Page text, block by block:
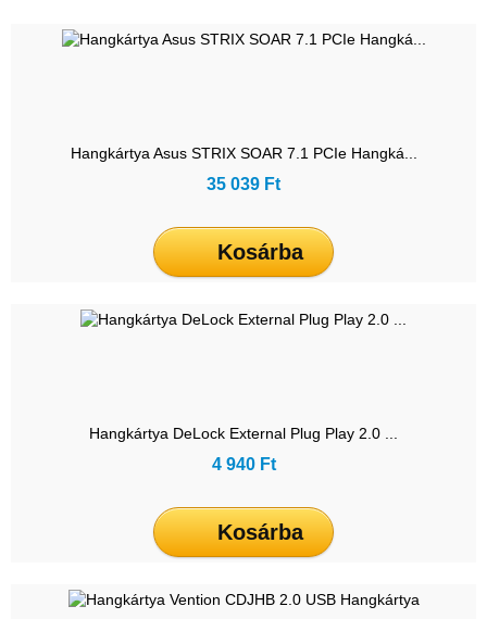
Hangkártya Asus STRIX SOAR 7.1 PCIe Hangká...
35 039 Ft
Kosárba
Hangkártya DeLock External Plug Play 2.0 ...
4 940 Ft
Kosárba